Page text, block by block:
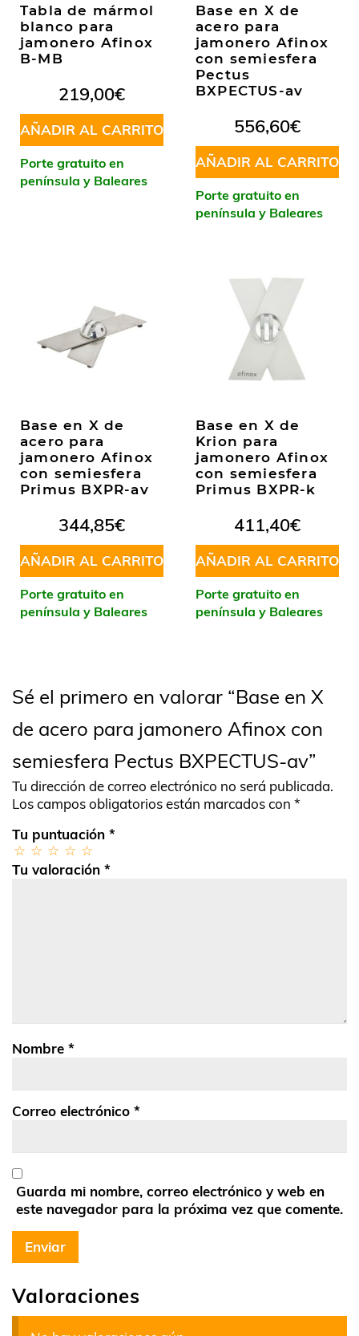
Tabla de mármol
blanco para
jamonero Afinox
B-MB
219,00€
AÑADIR AL CARRITO
Porte gratuito en
península y Baleares
Base en X de
acero para
jamonero Afinox
con semiesfera
Pectus
BXPECTUS-av
556,60€
AÑADIR AL CARRITO
Porte gratuito en
península y Baleares
Base en X de
acero para
jamonero Afinox
con semiesfera
Primus BXPR-av
344,85€
AÑADIR AL CARRITO
Porte gratuito en
península y Baleares
Base en X de
Krion para
jamonero Afinox
con semiesfera
Primus BXPR-k
411,40€
AÑADIR AL CARRITO
Porte gratuito en
península y Baleares
Valoraciones
Sé el primero en valorar “Base en X
de acero para jamonero Afinox con
semiesfera Pectus BXPECTUS-av”
Tu dirección de correo electrónico no será publicada.
Los campos obligatorios están marcados con *
Tu puntuación *
Tu valoración *
Nombre *
Correo electrónico *
Guarda mi nombre, correo electrónico y web en
este navegador para la próxima vez que comente.